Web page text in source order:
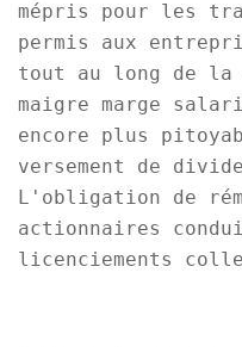
mépris pour les
permis aux
tout au long de
maigre marge
encore plus
versement de
L'obligation de
actionnaires
licenciements